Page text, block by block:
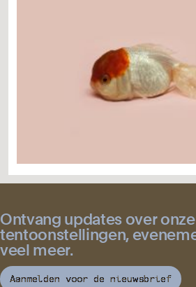
Ontvang updates over onze
tentoonstellingen,
veel meer.
Aanmelden voor de nieuwsbrief